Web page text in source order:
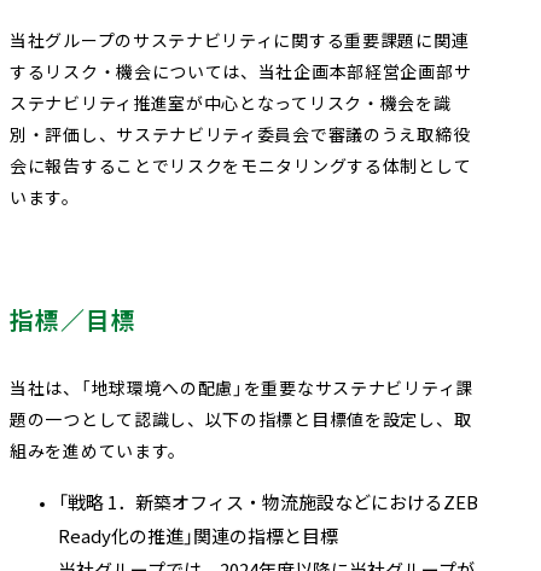
当社グループのサステナビリティに関する重要課題に関連
するリスク・機会については、当社企画本部経営企画部サ
ステナビリティ推進室が中心となってリスク・機会を識
別・評価し、サステナビリティ委員会で審議のうえ取締役
会に報告することでリスクをモニタリングする体制として
います。
指標／目標
当社は、「地球環境への配慮」を重要なサステナビリティ課
題の一つとして認識し、以下の指標と目標値を設定し、取
組みを進めています。
「戦略 1．新築オフィス・物流施設などにおけるZEB
Ready化の推進」関連の指標と目標